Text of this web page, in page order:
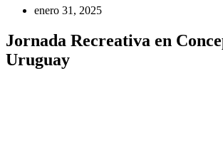
enero 31, 2025
Jornada Recreativa en
Uruguay